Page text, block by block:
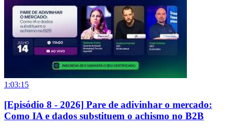
1:03:15
[Episódio 8 - 2026] Pare de adivinhar o mercado:
Como IA e dados substituem o achismo no B2B